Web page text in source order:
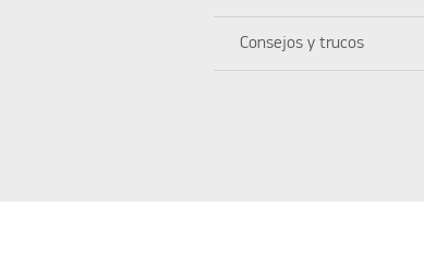
Consejos y trucos